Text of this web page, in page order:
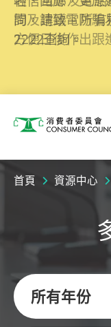
問，請致電防
2222查詢。
詢及建議。所
方便日後作出跟
消費者委員會
首頁 資源中心
所有年份